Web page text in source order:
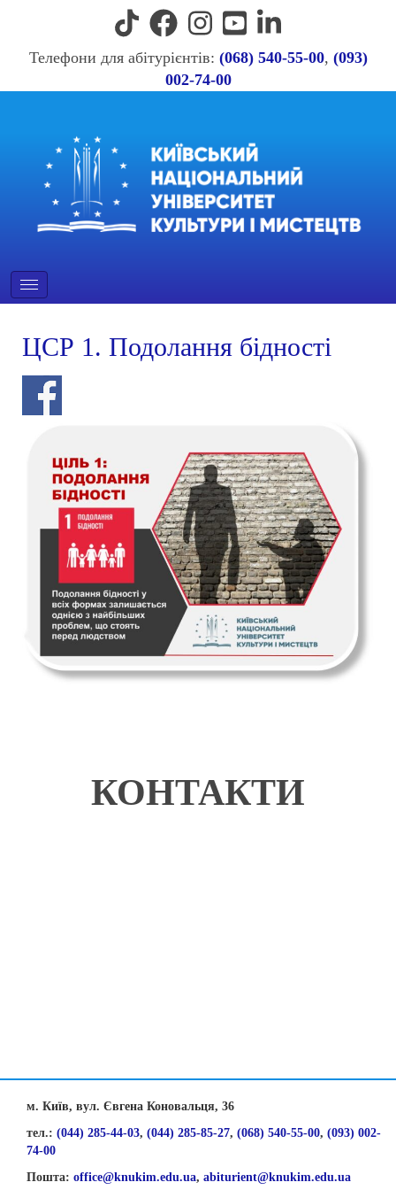
Телефони для абітурієнтів: (068) 540-55-00, (093)
002-74-00
ЦСР 1. Подолання бідності
КОНТАКТИ
м. Київ, вул. Євгена Коновальця, 36
тел.: (044) 285-44-03, (044) 285-85-27, (068) 540-55-00, (093) 002-
74-00
Пошта: office@knukim.edu.ua, abiturient@knukim.edu.ua